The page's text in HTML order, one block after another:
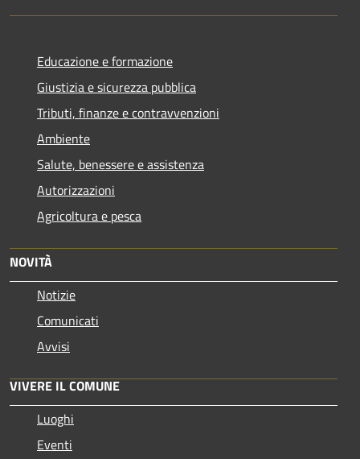
Educazione e formazione
Giustizia e sicurezza pubblica
Tributi, finanze e contravvenzioni
Ambiente
Salute, benessere e assistenza
Autorizzazioni
Agricoltura e pesca
NOVITÀ
Notizie
Comunicati
Avvisi
VIVERE IL COMUNE
Luoghi
Eventi